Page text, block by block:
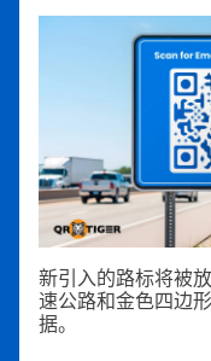
新引入的路标将被
速公路和金色四边
据。